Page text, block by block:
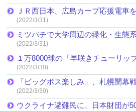
ＪＲ西日本、広島カープ応援電車
(2022/3/31)
ミツバチで大学周辺の緑化・生態
(2022/3/31)
１万8000球の「早咲きチューリッ
(2022/3/30)
「ビッグボス楽しみ」、札幌開幕
(2022/3/30)
ウクライナ避難民に、日本財団が